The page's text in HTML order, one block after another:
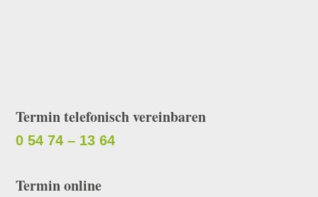
Termin telefonisch vereinbaren
0 54 74 – 13 64
Termin online